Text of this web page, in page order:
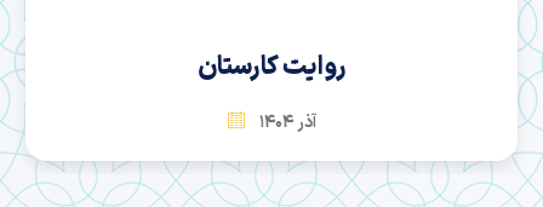
روایت کارستان
آذر 1404